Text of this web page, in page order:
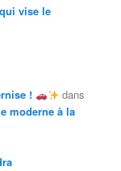
vise le
!
dans
moderne à la